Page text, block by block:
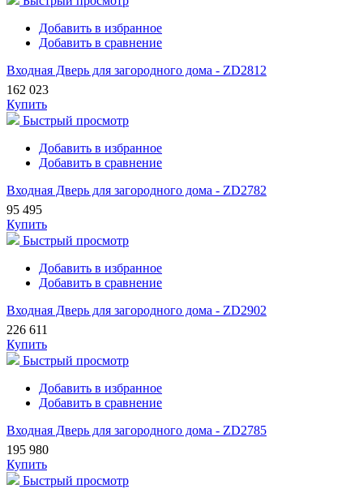
Добавить в избранное
Добавить в сравнение
Входная Дверь для загородного дома - ZD2812
162 023
Купить
Быстрый просмотр
Добавить в избранное
Добавить в сравнение
Входная Дверь для загородного дома - ZD2782
95 495
Купить
Быстрый просмотр
Добавить в избранное
Добавить в сравнение
Входная Дверь для загородного дома - ZD2902
226 611
Купить
Быстрый просмотр
Добавить в избранное
Добавить в сравнение
Входная Дверь для загородного дома - ZD2785
195 980
Купить
Быстрый просмотр